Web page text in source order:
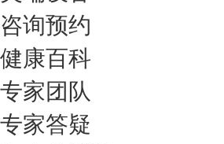
咨询预约
健康百科
专家团队
专家答疑